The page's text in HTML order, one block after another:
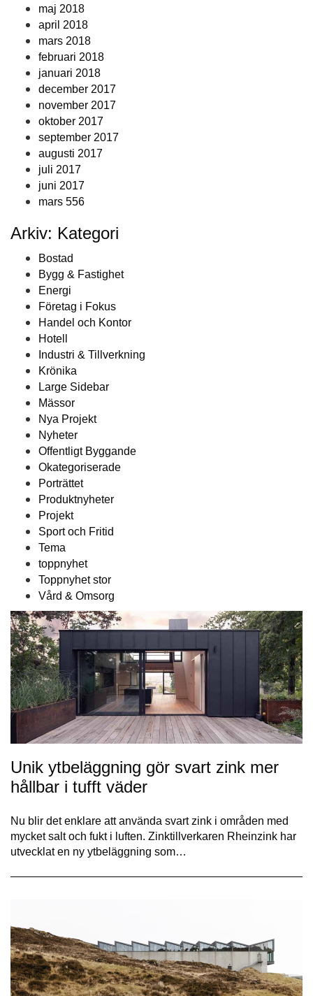
maj 2018
april 2018
mars 2018
februari 2018
januari 2018
december 2017
november 2017
oktober 2017
september 2017
augusti 2017
juli 2017
juni 2017
mars 556
Arkiv: Kategori
Bostad
Bygg & Fastighet
Energi
Företag i Fokus
Handel och Kontor
Hotell
Industri & Tillverkning
Krönika
Large Sidebar
Mässor
Nya Projekt
Nyheter
Offentligt Byggande
Okategoriserade
Porträttet
Produktnyheter
Projekt
Sport och Fritid
Tema
toppnyhet
Toppnyhet stor
Vård & Omsorg
Unik ytbeläggning gör svart zink mer
hållbar i tufft väder
Nu blir det enklare att använda svart zink i områden med
mycket salt och fukt i luften. Zinktillverkaren Rheinzink har
utvecklat en ny ytbeläggning som…